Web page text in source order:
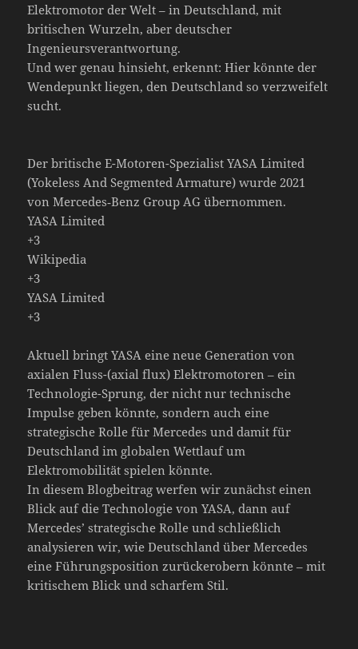
Elektromotor der Welt – in Deutschland, mit
britischen Wurzeln, aber deutscher
Ingenieursverantwortung.
Und wer genau hinsieht, erkennt: Hier könnte der
Wendepunkt liegen, den Deutschland so verzweifelt
sucht.
Der britische E-Motoren-Spezialist YASA Limited
(Yokeless And Segmented Armature) wurde 2021
von Mercedes‑Benz Group AG übernommen.
YASA Limited
+3
Wikipedia
+3
YASA Limited
+3
Aktuell bringt YASA eine neue Generation von
axialen Fluss-(axial flux) Elektromotoren – ein
Technologie-Sprung, der nicht nur technische
Impulse geben könnte, sondern auch eine
strategische Rolle für Mercedes und damit für
Deutschland im globalen Wettlauf um
Elektromobilität spielen könnte.
In diesem Blogbeitrag werfen wir zunächst einen
Blick auf die Technologie von YASA, dann auf
Mercedes’ strategische Rolle und schließlich
analysieren wir, wie Deutschland über Mercedes
eine Führungsposition zurückerobern könnte – mit
kritischem Blick und scharfem Stil.